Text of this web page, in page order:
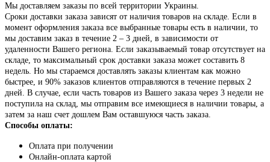
Мы доставляем заказы по всей территории Украины.
Сроки доставки заказа зависят от наличия товаров на складе. Если в
момент оформления заказа все выбранные товары есть в наличии, то
мы доставим заказ в течение 2 – 3 дней, в зависимости от
удаленности Вашего региона. Если заказываемый товар отсутствует на
складе, то максимальный срок доставки заказа может составить 8
недель. Но мы стараемся доставлять заказы клиентам как можно
быстрее, и 90% заказов клиентов отправляются в течение первых 2
дней. В случае, если часть товаров из Вашего заказа через 3 недели не
поступила на склад, мы отправим все имеющиеся в наличии товары, а
затем за наш счет дошлем Вам оставшуюся часть заказа.
Способы оплаты:
Оплата при получении
Онлайн-оплата картой